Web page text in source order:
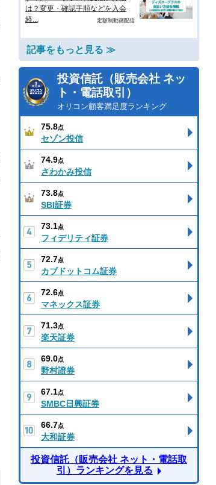
は？変更・確認手順などを入会
経...
定額制動画配信
記事をもっと見る ≫
投資信託（販売会社 ネッ
ト・電話取引）
オリコン顧客満足度ランキング
75.8点
セゾン投信
74.9点
さわかみ投信
73.8点
SBI証券
73.1点
フィデリティ証券
72.7点
カブドットコム証券
72.6点
マネックス証券
71.3点
楽天証券
69.0点
野村證券
67.1点
SMBC日興証券
66.7点
大和証券
投資信託（販売会社 ネット・電話取
引）ランキングを見る